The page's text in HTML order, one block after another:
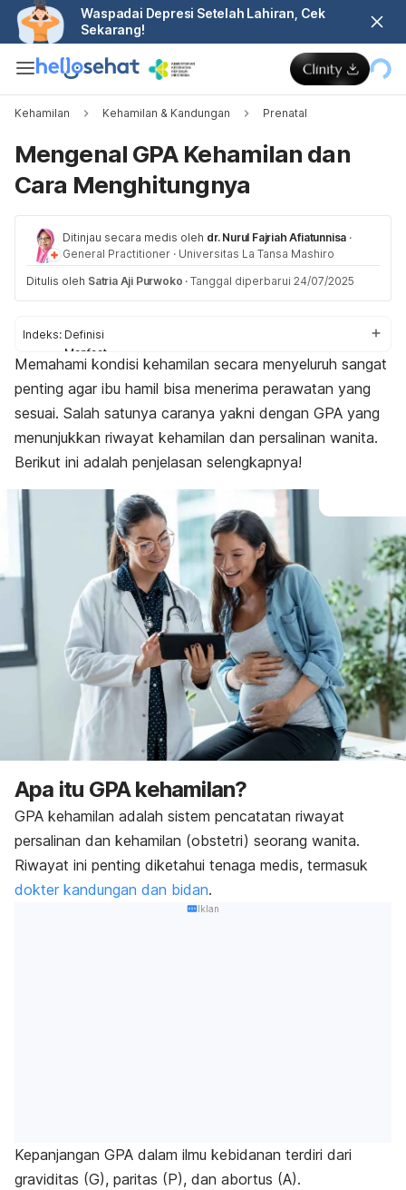
Waspadai Depresi Setelah Lahiran, Cek
Sekarang!
Kehamilan Kehamilan & Kandungan Prenatal
Mengenal GPA Kehamilan dan
Cara Menghitungnya
Ditinjau secara medis oleh dr. Nurul Fajriah Afiatunnisa ·
General Practitioner · Universitas La Tansa Mashiro
Ditulis oleh Satria Aji Purwoko · Tanggal diperbarui 24/07/2025
Indeks: Definisi
Manfaat
Perhitungan
Kategori
Memahami kondisi kehamilan secara menyeluruh sangat
penting agar ibu hamil bisa menerima perawatan yang
sesuai. Salah satunya caranya yakni dengan GPA yang
menunjukkan riwayat kehamilan dan persalinan wanita.
Berikut ini adalah penjelasan selengkapnya!
Apa itu GPA kehamilan?
GPA kehamilan adalah sistem pencatatan riwayat
persalinan dan kehamilan (obstetri) seorang wanita.
Riwayat ini penting diketahui tenaga medis, termasuk
dokter kandungan dan bidan.
Iklan
Kepanjangan GPA dalam ilmu kebidanan terdiri dari
graviditas (G), paritas (P), dan abortus (A).